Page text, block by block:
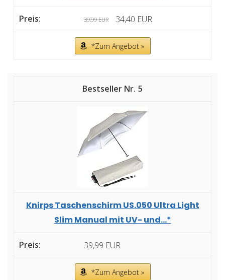
39,99 EUR 34,40 EUR
*Zum Angebot »
5
Knirps Taschenschirm US.050 Ultra Light
Slim Manual mit UV- und...*
39,99 EUR
*Zum Angebot »